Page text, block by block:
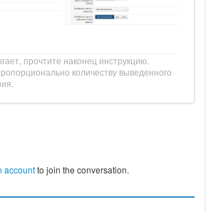
прочтите наконец инструкцию.
количеству выведенного
accountto join the conversation.